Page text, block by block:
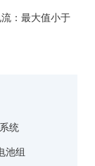
：最大值小于
统
池组